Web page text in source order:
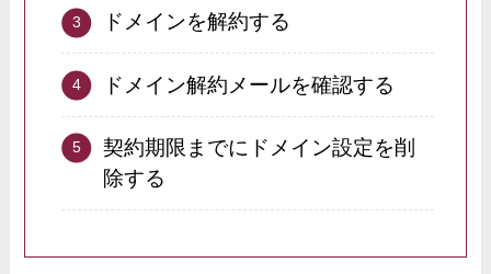
ドメインを解約する
ドメイン解約メールを確認する
契約期限までにドメイン設定を削
除する